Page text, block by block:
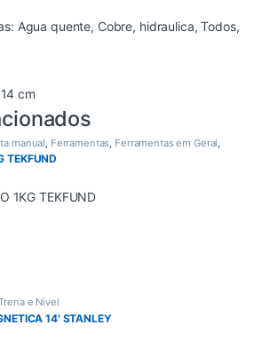
Agua quente, Cobre, hidraulica,Todos,
cm
manual Ferramentas Ferramentas em Geral
TEKFUND
e Nivel
14′ STANLEY